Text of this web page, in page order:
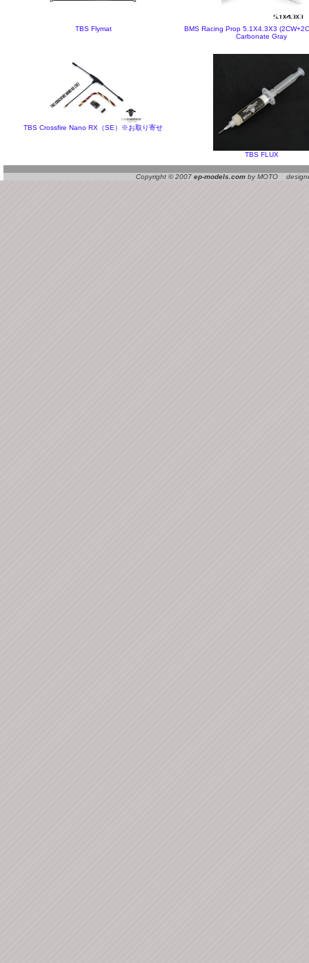
TBS Flymat
BMS Racing Prop 5.1X4.3X3
Carbonate Gray
TBS Crossfire Nano RX（SE）※お取り寄せ
TBS FLUX
Copyright © 2007 ep-models.com by MOTO